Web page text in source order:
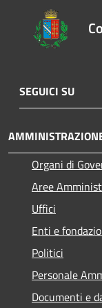
SEGUICI SU
Organi di
Aree
Uffici
Enti e
Politici
Personale
Documenti e